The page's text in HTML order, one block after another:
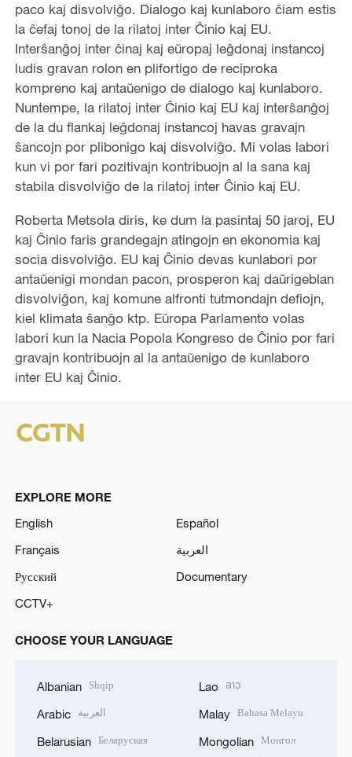
paco kaj disvolviĝo. Dialogo kaj kunlaboro ĉiam estis
la ĉefaj tonoj de la rilatoj inter Ĉinio kaj EU.
Interŝanĝoj inter ĉinaj kaj eŭropaj leĝdonaj instancoj
ludis gravan rolon en plifortigo de reciproka
kompreno kaj antaŭenigo de dialogo kaj kunlaboro.
Nuntempe, la rilatoj inter Ĉinio kaj EU kaj interŝanĝoj
de la du flankaj leĝdonaj instancoj havas gravajn
ŝancojn por plibonigo kaj disvolviĝo. Mi volas labori
kun vi por fari pozitivajn kontribuojn al la sana kaj
stabila disvolviĝo de la rilatoj inter Ĉinio kaj EU.
Roberta Metsola diris, ke dum la pasintaj 50 jaroj, EU
kaj Ĉinio faris grandegajn atingojn en ekonomia kaj
socia disvolviĝo. EU kaj Ĉinio devas kunlabori por
antaŭenigi mondan pacon, prosperon kaj daŭrigeblan
disvolviĝon, kaj komune alfronti tutmondajn defiojn,
kiel klimata ŝanĝo ktp. Eŭropa Parlamento volas
labori kun la Nacia Popola Kongreso de Ĉinio por fari
gravajn kontribuojn al la antaŭenigo de kunlaboro
inter EU kaj Ĉinio.
EXPLORE MORE
English
Español
Français
العربية
Русский
Documentary
CCTV+
CHOOSE YOUR LANGUAGE
Albanian Shqip
Arabic العربية
Belarusian Беларуская
Lao ລາວ
Malay Bahasa Melayu
Mongolian Монгол